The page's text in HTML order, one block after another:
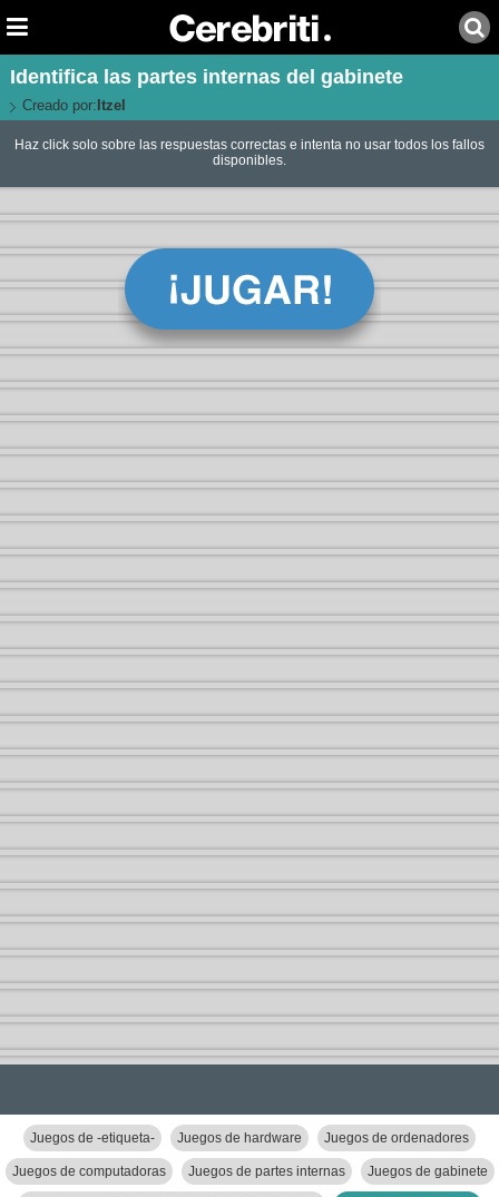
Identifica las partes internas del gabinete
Creado por: Itzel
Haz click solo sobre las respuestas correctas e intenta no usar todos los fallos
disponibles.
Juegos de -etiqueta- Juegos de hardware Juegos de ordenadores
Juegos de computadoras Juegos de partes internas Juegos de gabinete